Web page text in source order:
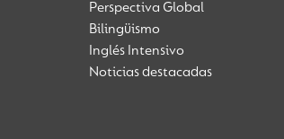
Perspectiva Global
Bilingüismo
Inglés Intensivo
Noticias destacadas